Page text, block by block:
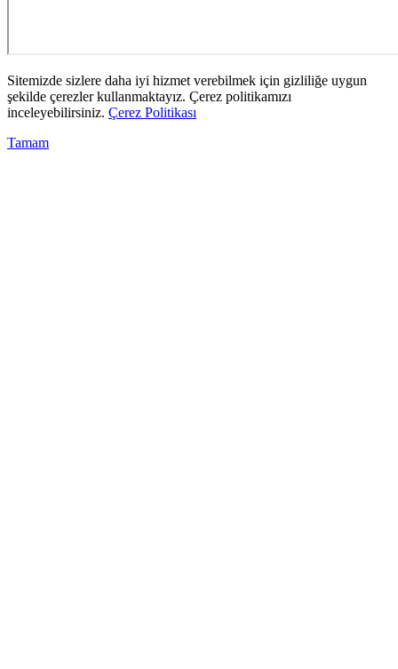
Sitemizde sizlere daha iyi hizmet verebilmek için gizliliğe uygun
şekilde çerezler kullanmaktayız. Çerez politikamızı
inceleyebilirsiniz. Çerez Politikası
Tamam